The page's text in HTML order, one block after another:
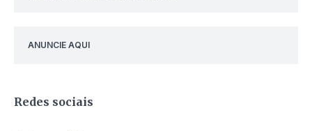
ANUNCIE AQUI
Redes sociais